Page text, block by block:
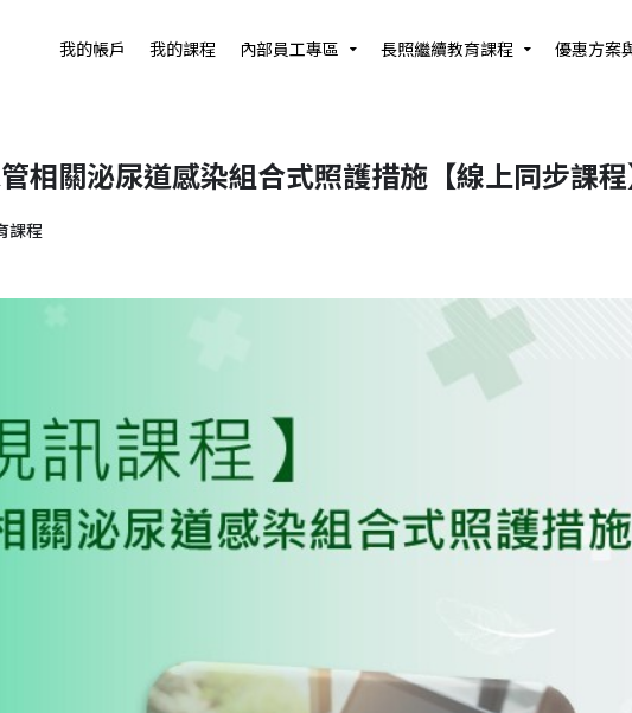
我的帳戶 我的課程 內部員工專區 長照繼續教育課程 優惠方案
相關泌尿道感染組合式照護措施【線上同步課程
課程